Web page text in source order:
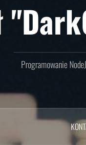
Programowanie